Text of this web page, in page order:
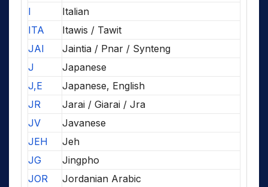
I
Italian
ITA
Itawis / Tawit
JAI
Jaintia / Pnar / Synteng
J
Japanese
J,E
Japanese, English
JR
Jarai / Giarai / Jra
JV
Javanese
JEH
Jeh
JG
Jingpho
JOR
Jordanian Arabic